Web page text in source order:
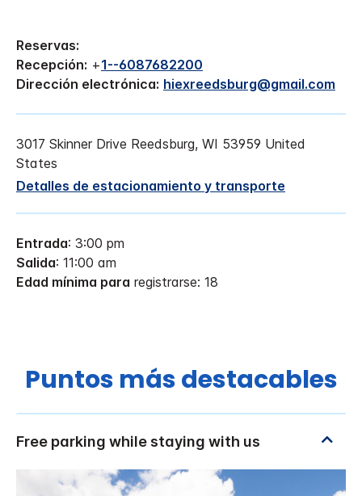
Reservas:
Recepción: +1--6087682200
Dirección electrónica: hiexreedsburg@gmail.com
3017 Skinner Drive Reedsburg, WI 53959 United
States
Detalles de estacionamiento y transporte
Entrada: 3:00 pm
Salida: 11:00 am
Edad mínima para registrarse: 18
Puntos más destacables